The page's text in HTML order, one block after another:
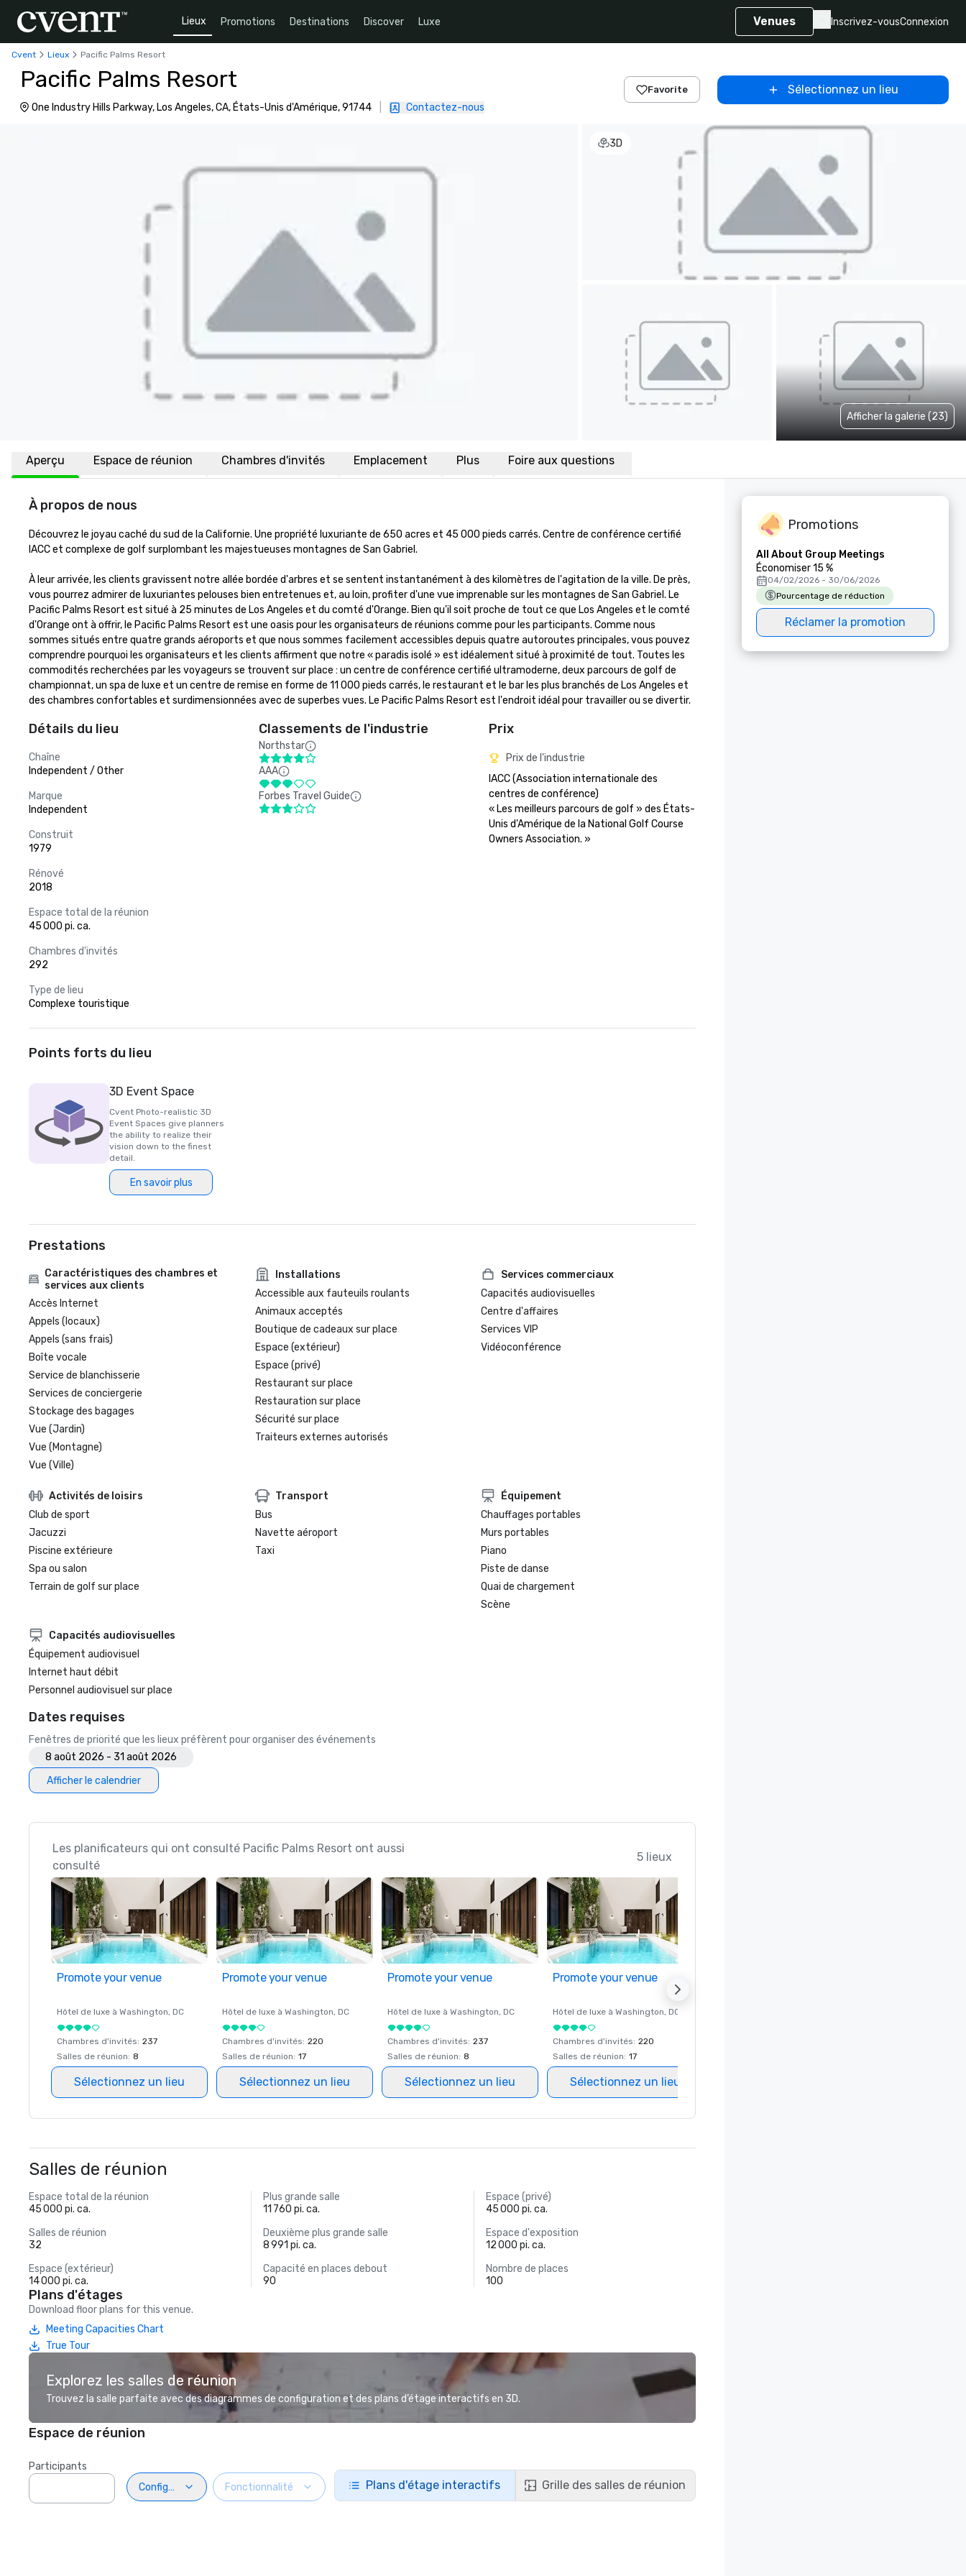
Lieux Promotions Destinations Discover Luxe Venues Inscrivez-vousConnexion
Cvent Lieux Pacific Palms Resort
Pacific Palms Resort
One Industry Hills Parkway, Los Angeles, CA, États-Unis d'Amérique, 91744 Contactez-nous
Favorite Sélectionnez un lieu
3D
Afficher la galerie (23)
Aperçu Espace de réunion Chambres d'invités Emplacement Plus Foire aux questions
À propos de nous
Découvrez le joyau caché du sud de la Californie. Une propriété luxuriante de 650 acres et 45 000 pieds carrés. Centre de conférence certifié
IACC et complexe de golf surplombant les majestueuses montagnes de San Gabriel.
À leur arrivée, les clients gravissent notre allée bordée d'arbres et se sentent instantanément à des kilomètres de l'agitation de la ville. De près,
vous pourrez admirer de luxuriantes pelouses bien entretenues et, au loin, profiter d'une vue imprenable sur les montagnes de San Gabriel. Le
Pacific Palms Resort est situé à 25 minutes de Los Angeles et du comté d'Orange. Bien qu'il soit proche de tout ce que Los Angeles et le comté
d'Orange ont à offrir, le Pacific Palms Resort est une oasis pour les organisateurs de réunions comme pour les participants. Comme nous
sommes situés entre quatre grands aéroports et que nous sommes facilement accessibles depuis quatre autoroutes principales, vous pouvez
comprendre pourquoi les organisateurs et les clients affirment que notre « paradis isolé » est idéalement situé à proximité de tout. Toutes les
commodités recherchées par les voyageurs se trouvent sur place : un centre de conférence certifié ultramoderne, deux parcours de golf de
championnat, un spa de luxe et un centre de remise en forme de 11 000 pieds carrés, le restaurant et le bar les plus branchés de Los Angeles et
des chambres confortables et surdimensionnées avec de superbes vues. Le Pacific Palms Resort est l'endroit idéal pour travailler ou se divertir.
Détails du lieu
Chaîne
Independent / Other
Marque
Independent
Construit
1979
Rénové
2018
Espace total de la réunion
45 000 pi. ca.
Chambres d'invités
292
Type de lieu
Complexe touristique
Classements de l'industrie
Northstar
AAA
Forbes Travel Guide
Prix
Prix de l'industrie
IACC (Association internationale des
centres de conférence)
« Les meilleurs parcours de golf » des États-
Unis d'Amérique de la National Golf Course
Owners Association. »
Points forts du lieu
3D Event Space
Cvent Photo-realistic 3D
Event Spaces give planners
the ability to realize their
vision down to the finest
detail.
En savoir plus
Prestations
Caractéristiques des chambres et
services aux clients
Accès Internet
Appels (locaux)
Appels (sans frais)
Boîte vocale
Service de blanchisserie
Services de conciergerie
Stockage des bagages
Vue (Jardin)
Vue (Montagne)
Vue (Ville)
Installations
Accessible aux fauteuils roulants
Animaux acceptés
Boutique de cadeaux sur place
Espace (extérieur)
Espace (privé)
Restaurant sur place
Restauration sur place
Sécurité sur place
Traiteurs externes autorisés
Services commerciaux
Capacités audiovisuelles
Centre d'affaires
Services VIP
Vidéoconférence
Activités de loisirs
Club de sport
Jacuzzi
Piscine extérieure
Spa ou salon
Terrain de golf sur place
Transport
Bus
Navette aéroport
Taxi
Équipement
Chauffages portables
Murs portables
Piano
Piste de danse
Quai de chargement
Scène
Capacités audiovisuelles
Équipement audiovisuel
Internet haut débit
Personnel audiovisuel sur place
Dates requises
Fenêtres de priorité que les lieux préfèrent pour organiser des événements
8 août 2026 - 31 août 2026
Afficher le calendrier
Les planificateurs qui ont consulté Pacific Palms Resort ont aussi
consulté
5 lieux
Promote your venue
Hôtel de luxe à Washington, DC
Chambres d'invités: 237
Salles de réunion: 8
Sélectionnez un lieu
Promote your venue
Hôtel de luxe à Washington, DC
Chambres d'invités: 220
Salles de réunion: 17
Sélectionnez un lieu
Promote your venue
Hôtel de luxe à Washington, DC
Chambres d'invités: 237
Salles de réunion: 8
Sélectionnez un lieu
Promote your venue
Hôtel de luxe à Washington, DC
Chambres d'invités: 220
Salles de réunion: 17
Sélectionnez un lieu
Salles de réunion
Espace total de la réunion
45 000 pi. ca.
Plus grande salle
11 760 pi. ca.
Espace (privé)
45 000 pi. ca.
Salles de réunion
32
Deuxième plus grande salle
8 991 pi. ca.
Espace d'exposition
12 000 pi. ca.
Espace (extérieur)
14 000 pi. ca.
Capacité en places debout
90
Nombre de places
100
Plans d'étages
Download floor plans for this venue.
Meeting Capacities Chart
True Tour
Explorez les salles de réunion
Trouvez la salle parfaite avec des diagrammes de configuration et des plans d’étage interactifs en 3D.
Espace de réunion
Participants
Configuration
Fonctionnalité Plans d'étage interactifs Grille des salles de réunion
Promotions
All About Group Meetings
Économiser 15 %
04/02/2026 - 30/06/2026
Pourcentage de réduction
Réclamer la promotion